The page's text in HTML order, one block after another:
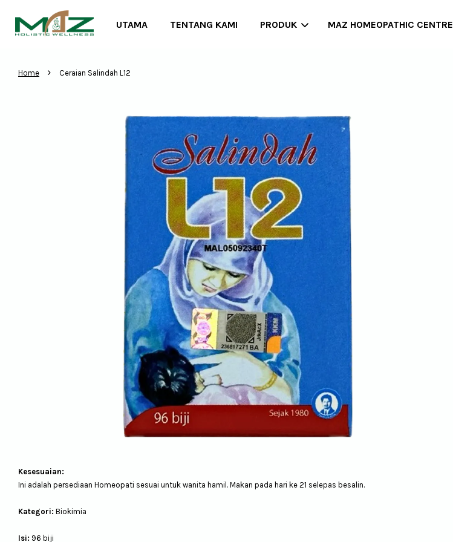
UTAMA TENTANG KAMI PRODUK MAZ HOMEOPATHIC CENTRE
Home › Ceraian Salindah L12
Kesesuaian:
Ini adalah persediaan Homeopati sesuai untuk wanita hamil. Makan pada hari ke 21 selepas besalin.
Kategori: Biokimia
Isi: 96 biji